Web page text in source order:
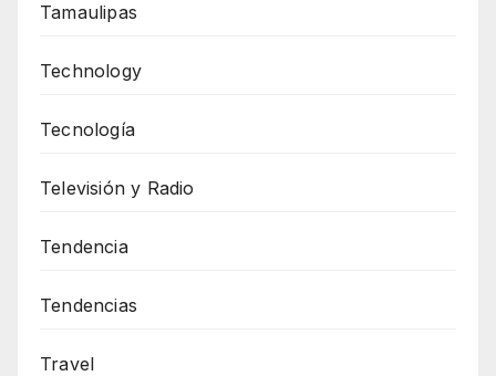
Tamaulipas
Technology
Tecnología
Televisión y Radio
Tendencia
Tendencias
Travel